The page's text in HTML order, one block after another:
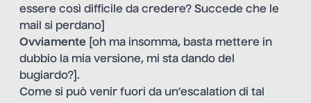
essere così difficile da credere? Succede che le
mail si perdano]
Ovviamente [oh ma insomma, basta mettere in
dubbio la mia versione, mi sta dando del
bugiardo?].
Come si può venir fuori da un’escalation di tal